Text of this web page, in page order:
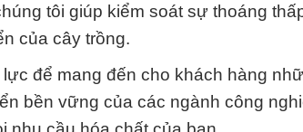
tôi giúp kiểm soát sự thoáng
của cây trồng.
để mang đến cho khách hàng
bền vững của các ngành công